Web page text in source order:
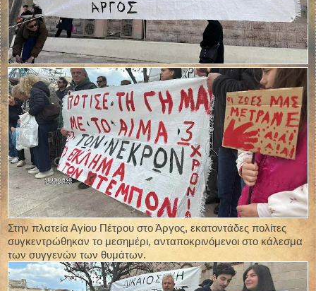
Στην πλατεία Αγίου Πέτρου στο Άργος, εκατοντάδες πολίτες
συγκεντρώθηκαν το μεσημέρι, ανταποκρινόμενοι στο κάλεσμα
των συγγενών των θυμάτων.